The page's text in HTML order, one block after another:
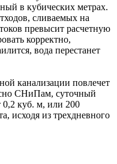
в кубических метрах.
сливаемых на
превысит расчетную
корректно,
вода перестанет
канализации повлечет
СНиПам, суточный
0,2 куб. м, или 200
исходя из трехдневного